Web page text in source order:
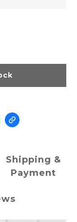
Shipping &
Payment